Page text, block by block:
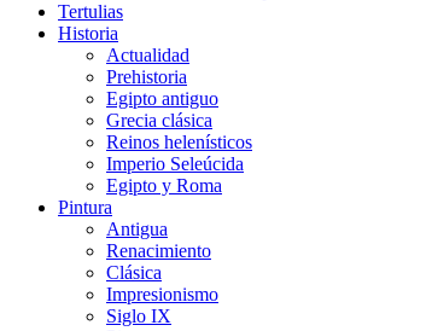
Tertulias
Historia
Actualidad
Prehistoria
Egipto antiguo
Grecia clásica
Reinos helenísticos
Imperio Seleúcida
Egipto y Roma
Pintura
Antigua
Renacimiento
Clásica
Impresionismo
Siglo IX